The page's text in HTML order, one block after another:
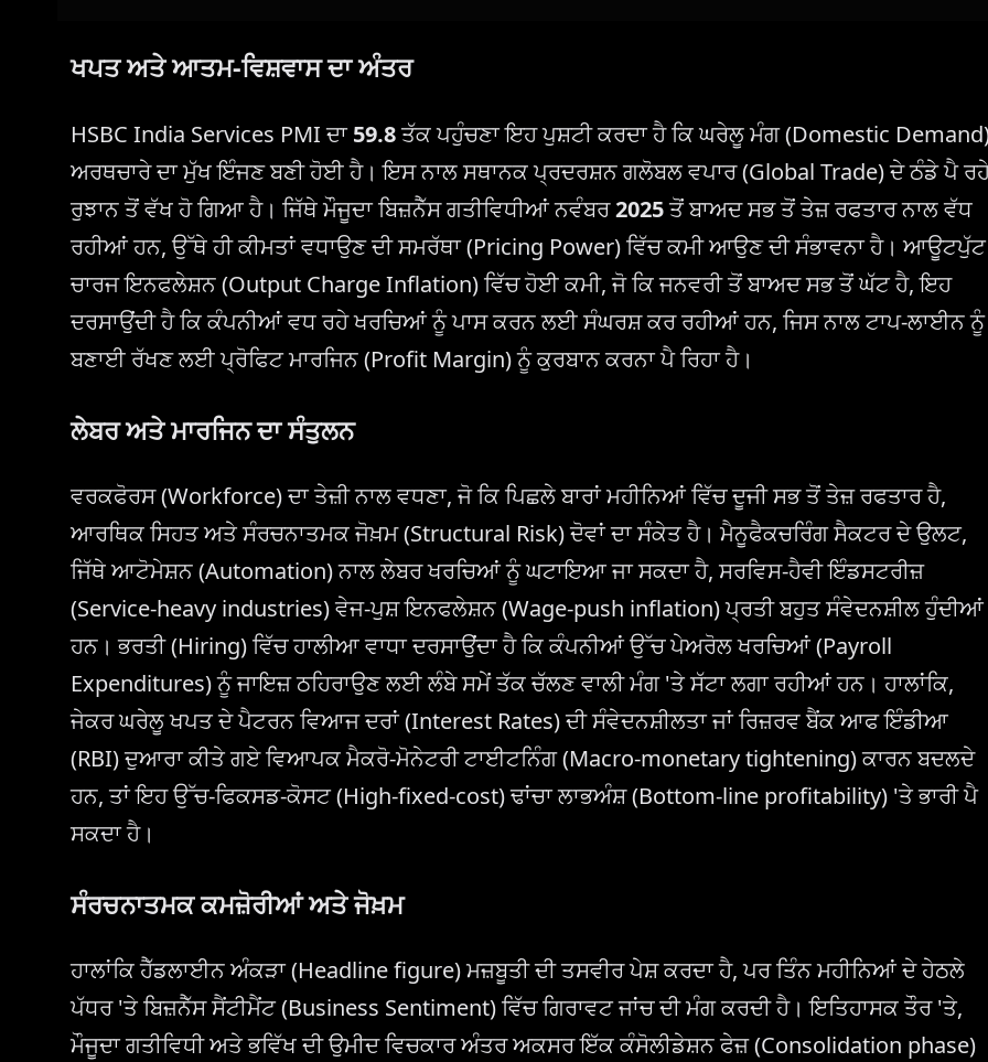
ਖਪਤ ਅਤੇ ਆਤਮ-ਵਿਸ਼ਵਾਸ ਦਾ ਅੰਤਰ
HSBC India Services PMI ਦਾ59.8ਤੱਕ ਪਹੁੰਚਣਾ ਇਹ ਪੁਸ਼ਟੀ ਕਰਦਾ ਹੈ ਕਿ ਘਰੇਲੂ ਮੰਗ (Domestic
ਅਰਥਚਾਰੇ ਦਾ ਮੁੱਖ ਇੰਜਣ ਬਣੀ ਹੋਈ ਹੈ। ਇਸ ਨਾਲ ਸਥਾਨਕ ਪ੍ਰਦਰਸ਼ਨ ਗਲੋਬਲ ਵਪਾਰ (Global Trade) ਦੇ ਠੰਡੇ ਪੈ
ਰੁਝਾਨ ਤੋਂ ਵੱਖ ਹੋ ਗਿਆ ਹੈ। ਜਿੱਥੇ ਮੌਜੂਦਾ ਬਿਜ਼ਨੈੱਸ ਗਤੀਵਿਧੀਆਂ ਨਵੰਬਰ2025ਤੋਂ ਬਾਅਦ ਸਭ ਤੋਂ ਤੇਜ਼ ਰਫਤਾਰ ਨਾਲ ਵੱਧ
ਰਹੀਆਂ ਹਨ, ਉੱਥੇ ਹੀ ਕੀਮਤਾਂ ਵਧਾਉਣ ਦੀ ਸਮਰੱਥਾ (Pricing Power) ਵਿੱਚ ਕਮੀ ਆਉਣ ਦੀ ਸੰਭਾਵਨਾ ਹੈ। ਆਊਟਪੁੱਟ
ਚਾਰਜ ਇਨਫਲੇਸ਼ਨ (Output Charge Inflation) ਵਿੱਚ ਹੋਈ ਕਮੀ, ਜੋ ਕਿ ਜਨਵਰੀ ਤੋਂ ਬਾਅਦ ਸਭ ਤੋਂ ਘੱਟ ਹੈ, ਇਹ
ਦਰਸਾਉਂਦੀ ਹੈ ਕਿ ਕੰਪਨੀਆਂ ਵਧ ਰਹੇ ਖਰਚਿਆਂ ਨੂੰ ਪਾਸ ਕਰਨ ਲਈ ਸੰਘਰਸ਼ ਕਰ ਰਹੀਆਂ ਹਨ, ਜਿਸ ਨਾਲ ਟਾਪ-ਲਾਈਨ ਨੂੰ
ਬਣਾਈ ਰੱਖਣ ਲਈ ਪ੍ਰੋਫਿਟ ਮਾਰਜਿਨ (Profit Margin) ਨੂੰ ਕੁਰਬਾਨ ਕਰਨਾ ਪੈ ਰਿਹਾ ਹੈ।
ਲੇਬਰ ਅਤੇ ਮਾਰਜਿਨ ਦਾ ਸੰਤੁਲਨ
ਵਰਕਫੋਰਸ (Workforce) ਦਾ ਤੇਜ਼ੀ ਨਾਲ ਵਧਣਾ, ਜੋ ਕਿ ਪਿਛਲੇ ਬਾਰਾਂ ਮਹੀਨਿਆਂ ਵਿੱਚ ਦੂਜੀ ਸਭ ਤੋਂ ਤੇਜ਼ ਰਫਤਾਰ ਹੈ,
ਆਰਥਿਕ ਸਿਹਤ ਅਤੇ ਸੰਰਚਨਾਤਮਕ ਜੋਖ਼ਮ (Structural Risk) ਦੋਵਾਂ ਦਾ ਸੰਕੇਤ ਹੈ। ਮੈਨੂਫੈਕਚਰਿੰਗ ਸੈਕਟਰ ਦੇ ਉਲਟ,
ਜਿੱਥੇ ਆਟੋਮੇਸ਼ਨ (Automation) ਨਾਲ ਲੇਬਰ ਖਰਚਿਆਂ ਨੂੰ ਘਟਾਇਆ ਜਾ ਸਕਦਾ ਹੈ, ਸਰਵਿਸ-ਹੈਵੀ ਇੰਡਸਟਰੀਜ਼
(Service-heavy industries) ਵੇਜ-ਪੁਸ਼ ਇਨਫਲੇਸ਼ਨ (Wage-push inflation) ਪ੍ਰਤੀ ਬਹੁਤ ਸੰਵੇਦਨਸ਼ੀਲ ਹੁੰਦੀਆਂ
ਹਨ। ਭਰਤੀ (Hiring) ਵਿੱਚ ਹਾਲੀਆ ਵਾਧਾ ਦਰਸਾਉਂਦਾ ਹੈ ਕਿ ਕੰਪਨੀਆਂ ਉੱਚ ਪੇਅਰੋਲ ਖਰਚਿਆਂ (Payroll
Expenditures) ਨੂੰ ਜਾਇਜ਼ ਠਹਿਰਾਉਣ ਲਈ ਲੰਬੇ ਸਮੇਂ ਤੱਕ ਚੱਲਣ ਵਾਲੀ ਮੰਗ 'ਤੇ ਸੱਟਾ ਲਗਾ ਰਹੀਆਂ ਹਨ। ਹਾਲਾਂਕਿ,
ਜੇਕਰ ਘਰੇਲੂ ਖਪਤ ਦੇ ਪੈਟਰਨ ਵਿਆਜ ਦਰਾਂ (Interest Rates) ਦੀ ਸੰਵੇਦਨਸ਼ੀਲਤਾ ਜਾਂ ਰਿਜ਼ਰਵ ਬੈਂਕ ਆਫ ਇੰਡੀਆ
(RBI) ਦੁਆਰਾ ਕੀਤੇ ਗਏ ਵਿਆਪਕ ਮੈਕਰੋ-ਮੋਨੇਟਰੀ ਟਾਈਟਨਿੰਗ (Macro-monetary tightening) ਕਾਰਨ ਬਦਲਦੇ
ਹਨ, ਤਾਂ ਇਹ ਉੱਚ-ਫਿਕਸਡ-ਕੋਸਟ (High-fixed-cost) ਢਾਂਚਾ ਲਾਭਅੰਸ਼ (Bottom-line profitability) 'ਤੇ ਭਾਰੀ ਪੈ
ਸਕਦਾ ਹੈ।
ਸੰਰਚਨਾਤਮਕ ਕਮਜ਼ੋਰੀਆਂ ਅਤੇ ਜੋਖ਼ਮ
ਹਾਲਾਂਕਿ ਹੈੱਡਲਾਈਨ ਅੰਕੜਾ (Headline figure) ਮਜ਼ਬੂਤੀ ਦੀ ਤਸਵੀਰ ਪੇਸ਼ ਕਰਦਾ ਹੈ, ਪਰ ਤਿੰਨ ਮਹੀਨਿਆਂ ਦੇ ਹੇਠਲੇ
ਪੱਧਰ 'ਤੇ ਬਿਜ਼ਨੈੱਸ ਸੈਂਟੀਮੈਂਟ (Business Sentiment) ਵਿੱਚ ਗਿਰਾਵਟ ਜਾਂਚ ਦੀ ਮੰਗ ਕਰਦੀ ਹੈ। ਇਤਿਹਾਸਕ ਤੌਰ 'ਤੇ,
ਮੌਜੂਦਾ ਗਤੀਵਿਧੀ ਅਤੇ ਭਵਿੱਖ ਦੀ ਉਮੀਦ ਵਿਚਕਾਰ ਅੰਤਰ ਅਕਸਰ ਇੱਕ ਕੰਸੋਲੀਡੇਸ਼ਨ ਫੇਜ਼ (Consolidation phase)